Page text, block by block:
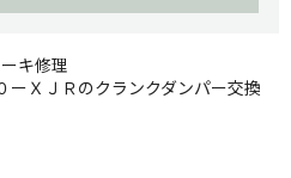
キ修理
ーＸＪＲのクランクダンパー交換